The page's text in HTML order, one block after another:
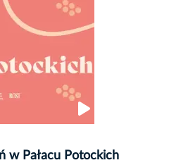
w Pałacu Potockich